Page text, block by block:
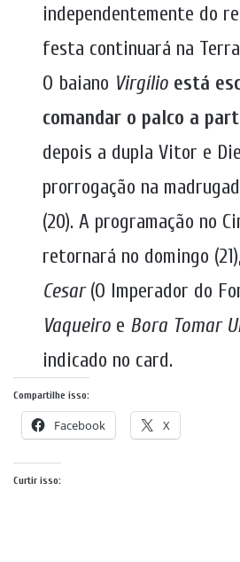
independentemente do
festa continuará na Terra
O baiano Virgílio está
comandar o palco a
depois a dupla Vitor e
prorrogação na
(20). A programação no
retornará no domingo
Cesar(O Imperador do
Vaqueiro e Bora Tomar
indicado no card.
Compartilhe isso:
Facebook X
Curtir isso: